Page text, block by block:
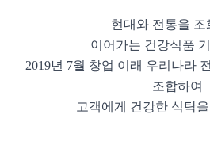
현대와 전통을 조
이어가는 건강식품
2019년 7월 창업 이래 우리나라
조합하여
고객에게 건강한 식탁